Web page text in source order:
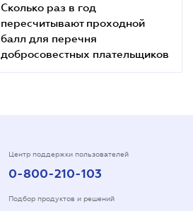
Сколько раз в год
пересчитывают проходной
балл для перечня
добросовестных плательщиков
Центр поддержки пользователей
0-800-210-103
Подбор продуктов и решений